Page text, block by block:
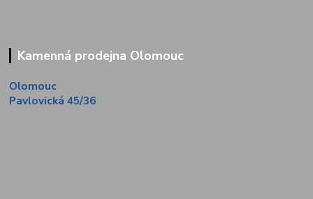
Kamenná prodejna Olomouc
Olomouc
Pavlovická 45/36